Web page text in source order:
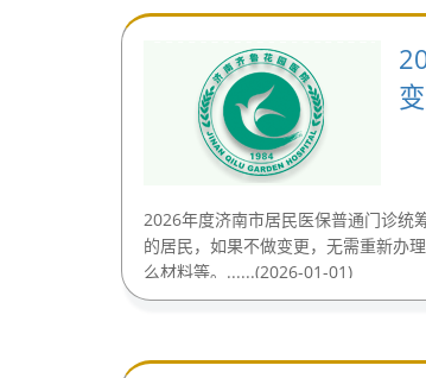
2026年度济南市居民医保普通门诊统
的居民，如果不做变更，无需重新办
么材料等。......(2026-01-01)